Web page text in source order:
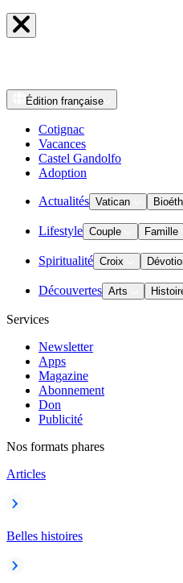
Édition française
Cotignac
Vacances
Castel Gandolfo
Adoption
Actualités Vatican
Lifestyle Couple Famille
Spiritualité Croix
Découvertes Arts
Services
Newsletter
Apps
Magazine
Abonnement
Don
Publicité
Nos formats phares
Articles
Belles histoires